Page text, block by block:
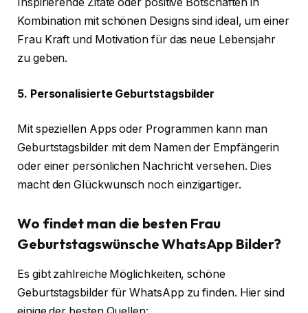
Kombination mit schönen Designs sind ideal, um einer
Frau Kraft und Motivation für das neue Lebensjahr
zu geben.
5. Personalisierte Geburtstagsbilder
Mit speziellen Apps oder Programmen kann man
Geburtstagsbilder mit dem Namen der Empfängerin
oder einer persönlichen Nachricht versehen. Dies
macht den Glückwunsch noch einzigartiger.
Wo findet man die besten Frau
Geburtstagswünsche WhatsApp Bilder?
Es gibt zahlreiche Möglichkeiten, schöne
Geburtstagsbilder für WhatsApp zu finden. Hier sind